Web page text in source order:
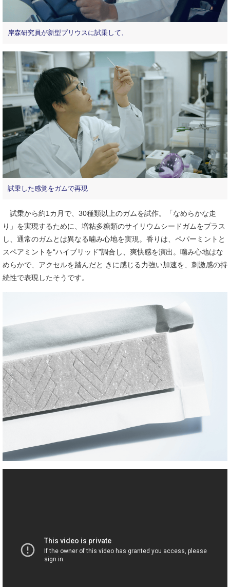
岸森研究員が新型プリウスに試乗して、
試乗した感覚をガムで再現
試乗から約1カ月で、30種類以上のガムを試作。「なめらかな走
り」を実現するために、増粘多糖類のサイリウムシードガムをプラス
し、通常のガムとは異なる噛み心地を実現。香りは、ペパーミントと
スペアミントを“ハイブリッド”調合し、爽快感を演出。噛み心地はな
めらかで、アクセルを踏んだと きに感じる力強い加速を、刺激感の持
続性で表現したそうです。